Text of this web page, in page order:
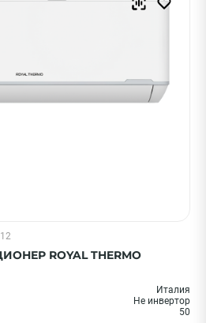
ROYAL THERMO
Италия
Не инвертор
50